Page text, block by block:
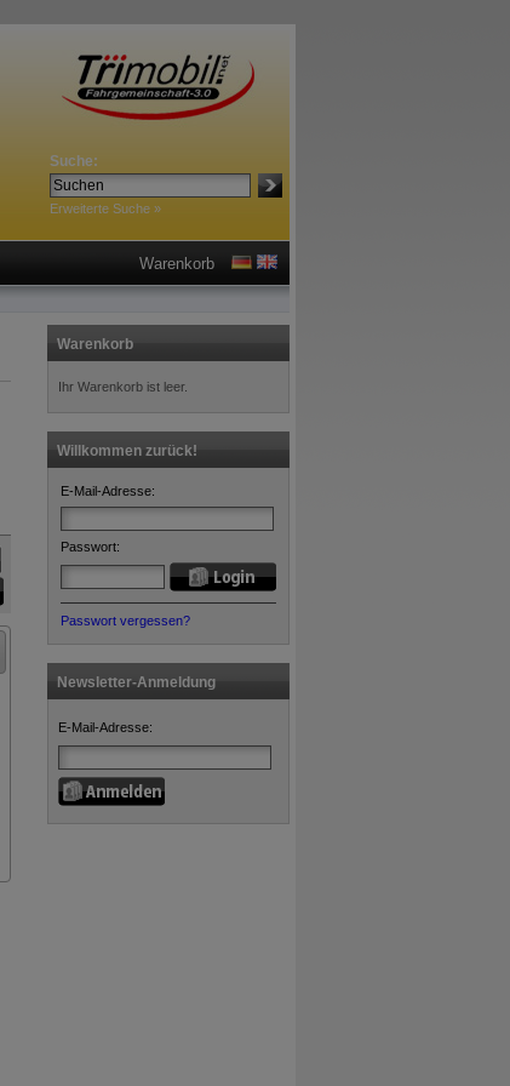
Suche:
Erweiterte Suche »
Warenkorb
Warenkorb
Ihr Warenkorb ist leer.
Willkommen zurück!
E-Mail-Adresse:
Passwort:
Passwort vergessen?
Newsletter-Anmeldung
E-Mail-Adresse: